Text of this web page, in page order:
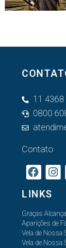
11 4368
0800
Contato
LINKS
Graças
Aparições de
Vela de Nossa
Vela de Nossa